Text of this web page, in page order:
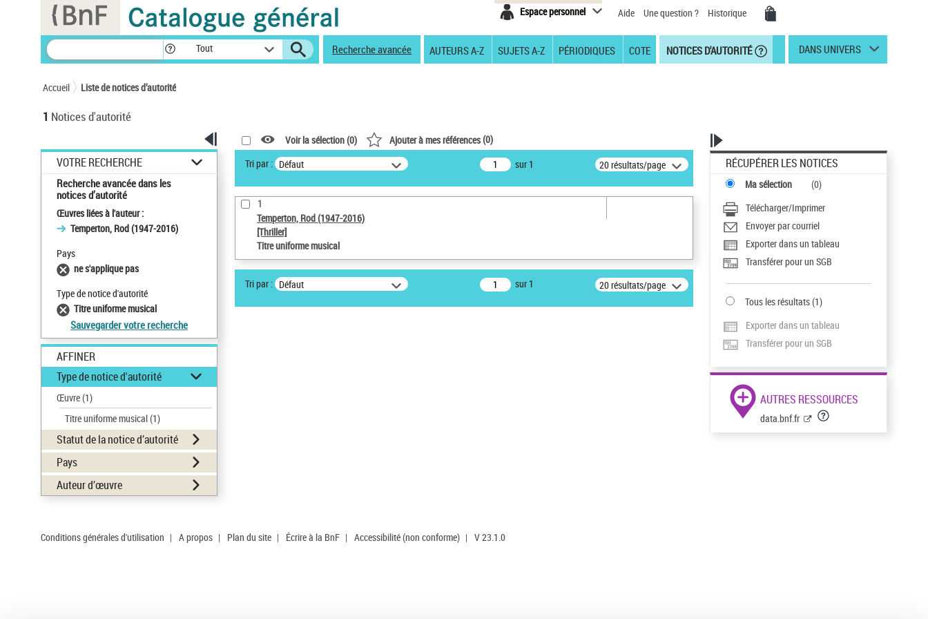
Espace personnel Aide Une question ? Historique
Tout Recherche avancée AUTEURS A-Z SUJETS A-Z PÉRIODIQUES COTE NOTICES D'AUTORITÉ DANS UNIVERS
Accueil Liste de notices d’autorité
1 Notices d'autorité
VOTRE RECHERCHE
Recherche avancée dans les
notices d’autorité
Œuvres liées à l'auteur :
Temperton, Rod (1947-2016)
Pays
ne s'applique pas
Type de notice d'autorité
Titre uniforme musical
Sauvegarder votre recherche
AFFINER
Type de notice d'autorité
Œuvre(1)
Titre uniforme musical(1)
Statut de la notice d’autorité
Pays
Auteur d’œuvre
Voir la sélection (0) Ajouter à mes références(0)
Tri par : Défaut sur 1 20 résultats/page
1
Temperton, Rod (1947-2016)
[Thriller]
Titre uniforme musical
Tri par : Défaut sur 1 20 résultats/page
RÉCUPÉRER LES NOTICES
Ma sélection (0)
Télécharger/Imprimer
Envoyer par courriel
Exporter dans un tableau
Transférer pour un SGB
Tous les résultats(1)
Exporter dans un tableau
Transférer pour un SGB
AUTRES RESSOURCES
data.bnf.fr
Conditions générales d'utilisation | A propos | Plan du site | Écrire à la BnF | Accessibilité (non conforme) | V 23.1.0
Panneau de gestion des cookies